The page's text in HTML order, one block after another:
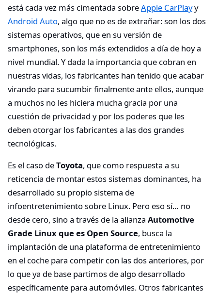
está cada vez más cimentada sobreApple CarPlayy
Android Auto, algo que no es de extrañar: son los dos
sistemas operativos, que en su versión de
smartphones, son los más extendidos a día de hoy a
nivel mundial. Y dada la importancia que cobran en
nuestras vidas, los fabricantes han tenido que acabar
virando para sucumbir finalmente ante ellos, aunque
a muchos no les hiciera mucha gracia por una
cuestión de privacidad y por los poderes que les
deben otorgar los fabricantes a las dos grandes
tecnológicas.
Es el caso deToyota, que como respuesta a su
reticencia de montar estos sistemas dominantes, ha
desarrollado su propio sistema de
infoentretenimiento sobre Linux. Pero eso sí… no
desde cero, sino a través de la alianza Automotive
Grade Linux que es Open Source, busca la
implantación de una plataforma de entretenimiento
en el coche para competir con las dos anteriores, por
lo que ya de base partimos de algo desarrollado
específicamente para automóviles. Otros fabricantes